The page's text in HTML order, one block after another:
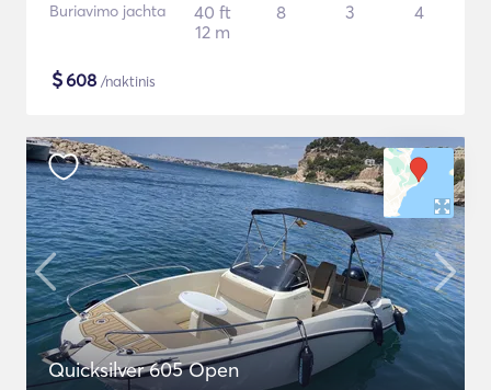
Buriavimo jachta
40 ft
12 m
8 3 4
$608 /naktinis
Quicksilver 605 Open